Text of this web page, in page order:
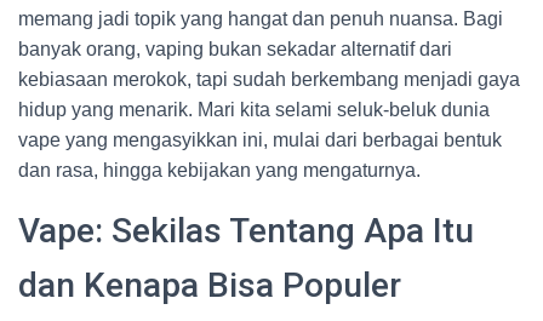
memang jadi topik yang hangat dan penuh nuansa. Bagi
banyak orang, vaping bukan sekadar alternatif dari
kebiasaan merokok, tapi sudah berkembang menjadi gaya
hidup yang menarik. Mari kita selami seluk-beluk dunia
vape yang mengasyikkan ini, mulai dari berbagai bentuk
dan rasa, hingga kebijakan yang mengaturnya.
Vape: Sekilas Tentang Apa Itu
dan Kenapa Bisa Populer